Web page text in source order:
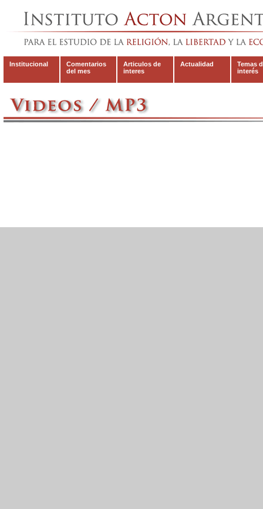
Institucional
Comentarios
del mes
Articulos de
interes
Actualidad
Temas
interés